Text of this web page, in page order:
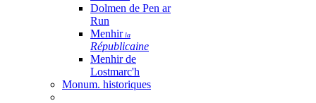
Dolmen de Pen ar
Run
Menhirla
Républicaine
Menhir de
Lostmarc'h
Monum. historiques